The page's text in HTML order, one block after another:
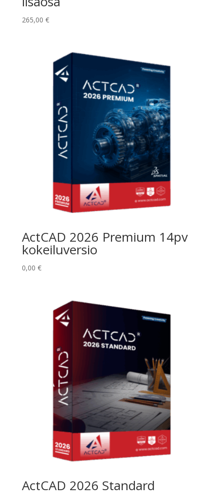
265,00 €
ActCAD 2026 Premium 14pv
kokeiluversio
0,00 €
ActCAD 2026 Standard